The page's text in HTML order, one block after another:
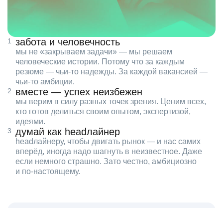
забота и человечность
мы не «закрываем задачи» — мы решаем
человеческие истории. Потому что за каждым
резюме — чьи‑то надежды. За каждой вакансией —
чьи‑то амбиции.
вместе — успех неизбежен
мы верим в силу разных точек зрения. Ценим всех,
кто готов делиться своим опытом, экспертизой,
идеями.
думай как headлайнер
headлайнеру, чтобы двигать рынок — и нас самих
вперёд, иногда надо шагнуть в неизвестное. Даже
если немного страшно. Зато честно, амбициозно
и по‑настоящему.